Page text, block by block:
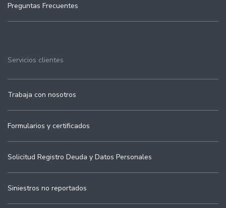
Preguntas Frecuentes
Servicios clientes
Trabaja con nosotros
Formularios y certificados
Solicitud Registro Deuda y Datos Personales
Siniestros no reportados